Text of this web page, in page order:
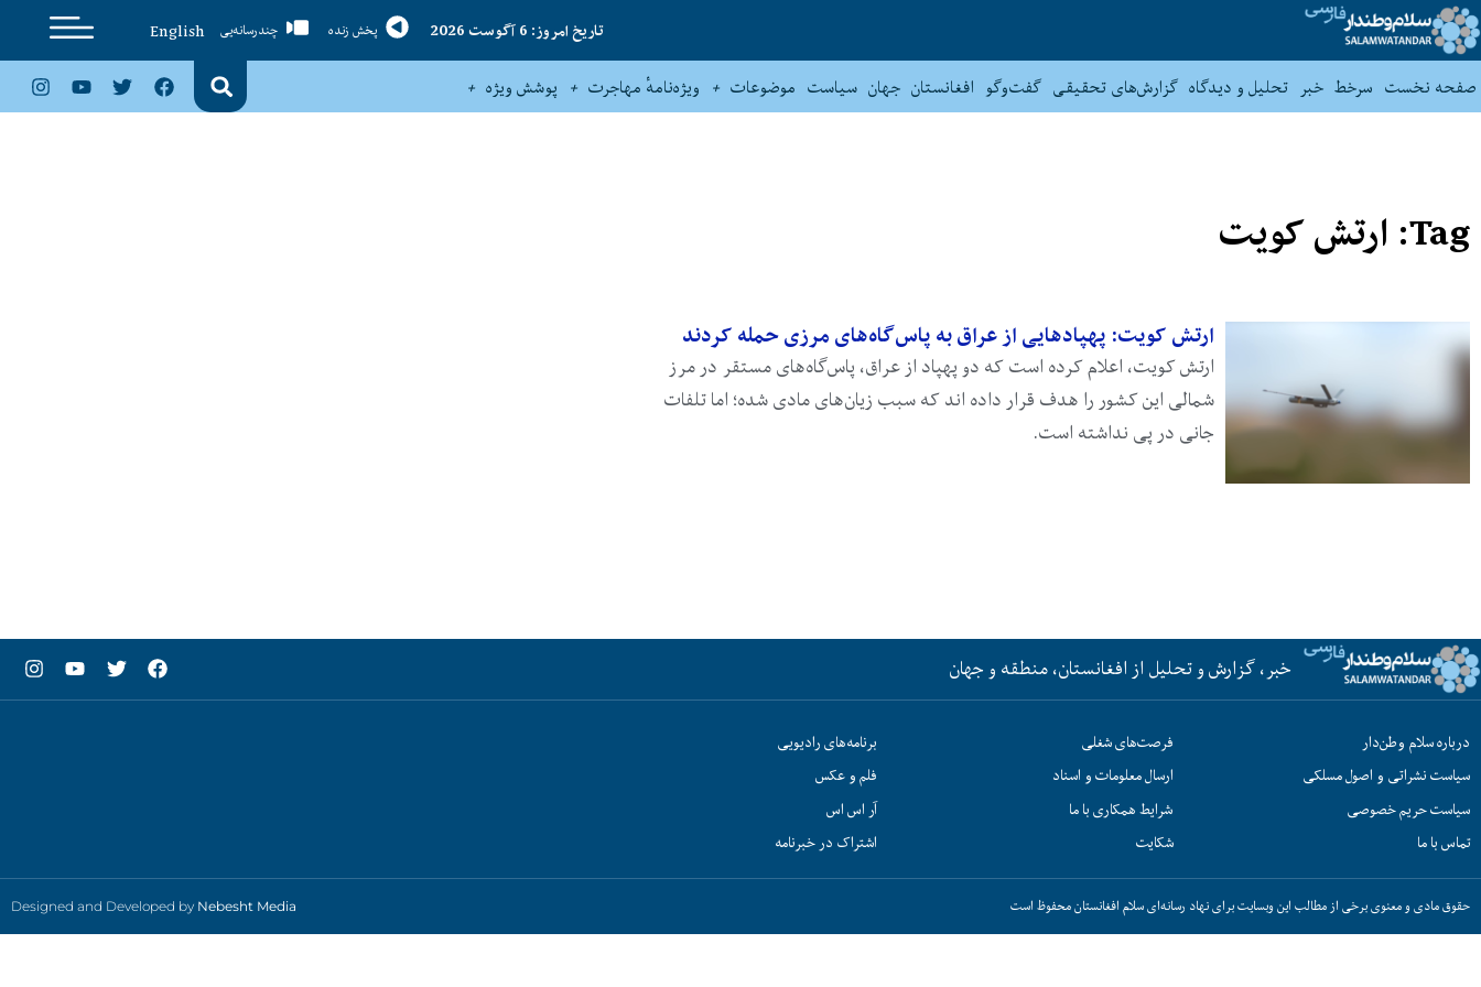
تاریخ امروز: 6 آگوست 2026 پخش زنده چندرسانه‌یی
English
صفحه نخست سرخط خبر تحلیل و دیدگاه گزارش‌های تحقیقی گفت‌وگو افغانستان جهان سیاست موضوعات ویژه‌نامهٔ مهاجرت پوشش ویژه
Tag: ارتش کویت
ارتش کویت: پهپادهایی از عراق به پاس‌گاه‌های مرزی حمله کردند
ارتش کویت، اعلام کرده است که دو پهپاد از عراق، پاس‌گاه‌های مستقر در مرز
شمالی این کشور را هدف قرار داده ‌اند که سبب زیان‌های مادی شده؛ اما تلفات
جانی در پی نداشته است.
خبر، گزارش و تحلیل از افغانستان، منطقه و جهان
درباره سلام وطن‌دار
سیاست نشراتی و اصول مسلکی
سیاست حریم خصوصی
تماس با ما
فرصت‌های شغلی
ارسال معلومات و اسناد
شرایط همکاری با ما
شکایت
برنامه‌های رادیویی
فلم و عکس
آر اس اس
اشتراک در خبرنامه
حقوق مادی و معنوی برخی از مطالب این وبسایت برای نهاد رسانه‌ای سلام افغانستان محفوظ است Designed and Developed by Nebesht Media